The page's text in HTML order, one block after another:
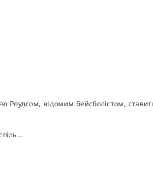
відомим бейсболістом, ставить